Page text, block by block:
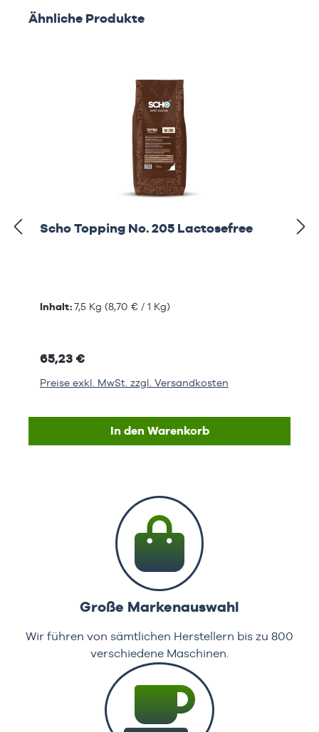
Produktgalerie überspringen
Ähnliche Produkte
Scho Topping No. 205 Lactosefree
Inhalt:7,5 Kg (8,70 € / 1 Kg)
65,23 €
Preise exkl. MwSt. zzgl. Versandkosten
In den Warenkorb
Große Markenauswahl
Wir führen von sämtlichen Herstellern bis zu 800
verschiedene Maschinen.